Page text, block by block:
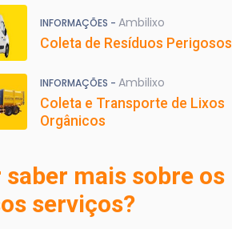
INFORMAÇÕES - Ambilixo
Coleta de Resíduos Perigosos
INFORMAÇÕES - Ambilixo
Coleta e Transporte de Lixos
Orgânicos
saber mais sobre os
serviços?